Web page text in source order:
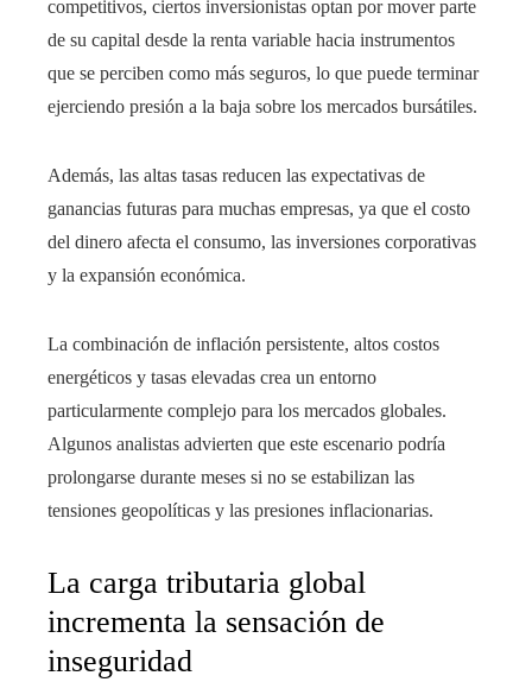
competitivos, ciertos inversionistas optan por mover parte
de su capital desde la renta variable hacia instrumentos
que se perciben como más seguros, lo que puede terminar
ejerciendo presión a la baja sobre los mercados bursátiles.
Además, las altas tasas reducen las expectativas de
ganancias futuras para muchas empresas, ya que el costo
del dinero afecta el consumo, las inversiones corporativas
y la expansión económica.
La combinación de inflación persistente, altos costos
energéticos y tasas elevadas crea un entorno
particularmente complejo para los mercados globales.
Algunos analistas advierten que este escenario podría
prolongarse durante meses si no se estabilizan las
tensiones geopolíticas y las presiones inflacionarias.
La carga tributaria global
incrementa la sensación de
inseguridad